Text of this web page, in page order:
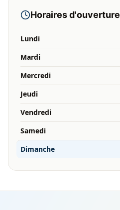
Horaires d'ouverture
Lundi
Mardi
Mercredi
Jeudi
Vendredi
Samedi
Dimanche